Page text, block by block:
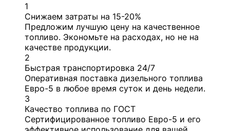
1
Снижаем затраты на 15-20%
Предложим лучшую цену на качественное
топливо. Экономьте на расходах, но не на
качестве продукции.
2
Быстрая транспортировка 24/7
Оперативная поставка дизельного топлива
Евро-5 в любое время суток и день недели.
3
Качество топлива по ГОСТ
Сертифицированное топливо Евро-5 и его